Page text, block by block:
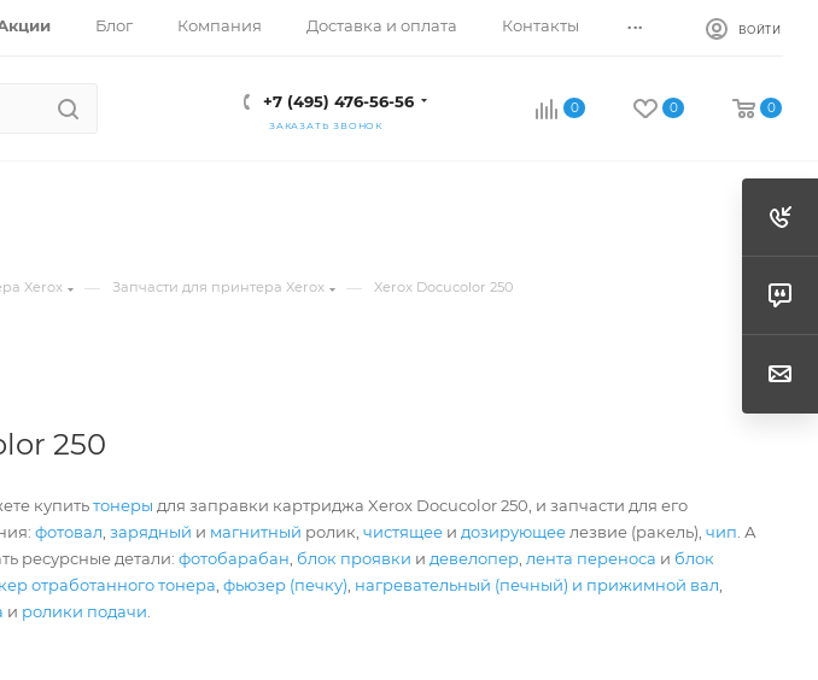
Блог Компания Доставка и оплата Контакты ... ВОЙТИ
+7 (495) 476-56-56
ЗАКАЗАТЬ ЗВОНОК
0 0 0
Xerox — Запчасти для принтера Xerox — Xerox Docucolor 250
250
купитьтонеры для заправки картриджа Xerox Docucolor 250, и запчасти для его
фотовал ,зарядный и магнитный ролик,чистящее и дозирующее лезвие (ракель),чип . А
ресурсные детали:фотобарабан блок проявки и девелопер лента переноса и блок
отработанного тонера ,фьюзер (печку) нагревательный (печный) и прижимной вал
и ролики подачи